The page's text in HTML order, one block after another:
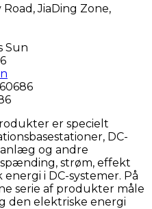
Road, JiaDing Zone,
Sun
er specielt
DC-
og andre
strøm, effekt
i DC-systemer. På
serie af produkter måle
den elektriske energi